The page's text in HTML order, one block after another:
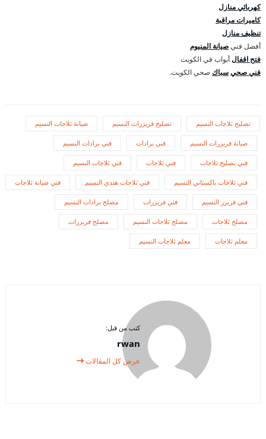
كهربائي منازل
كاميرات مراقبة
تنظيف منازل
أفضل فنيصيانة المنيوم
فتح اقفالأبواب في الكويت
فني صحيسباك صحي الكويت.
تصليح ثلاجات النسيم تصليح فريزرات النسيم صيانة ثلاجات النسيم
صيانة فريزرات النسيم فني برادات فني برادات النسيم
فني تصليح ثلاجات فني ثلاجات فني ثلاجات النسيم
فني ثلاجات باكستاني النسيم فني ثلاجات هندي النسيم فني صيانة ثلاجات
فني فريزر النسيم فني فريزرات مصلح برادات النسيم
مصلح ثلاجات مصلح ثلاجات النسيم مصلح فريزرات
معلم ثلاجات معلم ثلاجات النسيم
كتب من قبل:
rwan
عرض كل المقالات